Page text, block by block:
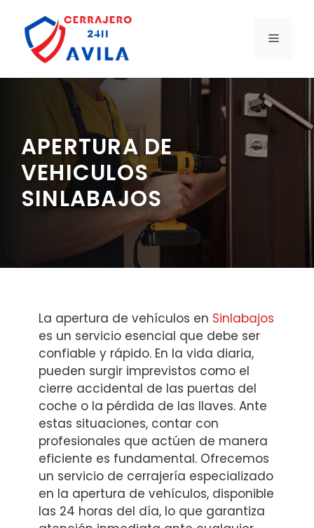
contenido
MENÚ
APERTURA DE
VEHICULOS
SINLABAJOS
La apertura de vehículos en Sinlabajos
es un servicio esencial que debe ser
confiable y rápido. En la vida diaria,
pueden surgir imprevistos como el
cierre accidental de las puertas del
coche o la pérdida de las llaves. Ante
estas situaciones, contar con
profesionales que actúen de manera
eficiente es fundamental. Ofrecemos
un servicio de cerrajería especializado
en la apertura de vehículos, disponible
las 24 horas del día, lo que garantiza